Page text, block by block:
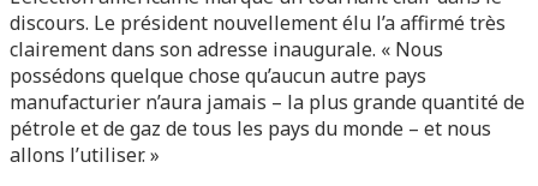
discours. Le président nouvellement élu l’a affirmé très
clairement dans son adresse inaugurale. « Nous
possédons quelque chose qu’aucun autre pays
manufacturier n’aura jamais – la plus grande quantité de
pétrole et de gaz de tous les pays du monde – et nous
allons l’utiliser. »